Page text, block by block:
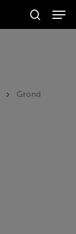
Zoeken
Grond